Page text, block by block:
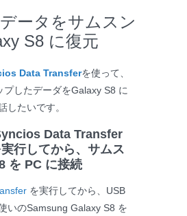
ータをサムスン
S8 に復元
Data Transferを使って、
プしたデーダをGalaxy S8 に
したいです。
Data Transfer
実行してから、サムス
を PC に接続
を実行してから、USB
いのSamsung Galaxy S8 を